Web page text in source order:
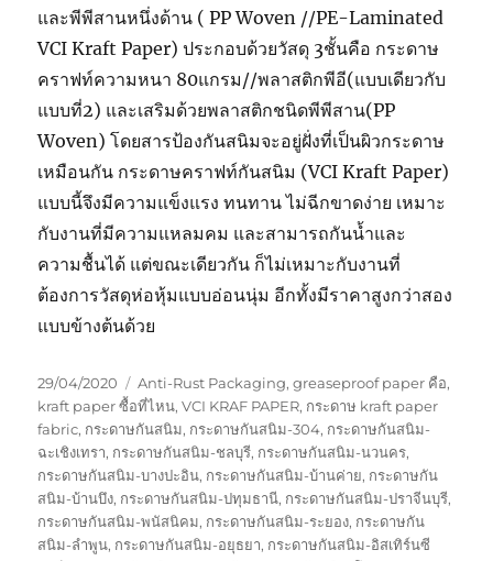
และพีพีสานหนึ่งด้าน ( PP Woven //PE-Laminated
VCI Kraft Paper) ประกอบด้วยวัสดุ 3ชั้นคือ กระดาษ
คราฟท์ความหนา 80แกรม//พลาสติกพีอี(แบบเดียวกับ
แบบที่2) และเสริมด้วยพลาสติกชนิดพีพีสาน(PP
Woven) โดยสารป้องกันสนิมจะอยู่ฝั่งที่เป็นผิวกระดาษ
เหมือนกัน กระดาษคราฟท์กันสนิม (VCI Kraft Paper)
แบบนี้จึงมีความแข็งแรง ทนทาน ไม่ฉีกขาดง่าย เหมาะ
กับงานที่มีความแหลมคม และสามารถกันน้ำและ
ความชื้นได้ แต่ขณะเดียวกัน ก็ไม่เหมาะกับงานที่
ต้องการวัสดุห่อหุ้มแบบอ่อนนุ่ม อีกทั้งมีราคาสูงกว่าสอง
แบบข้างต้นด้วย
Posted
on
29/04/2020 Tags
Anti-Rust Packaging,greaseproof paper คือ,
kraft paper ซื้อที่ไหน,VCI KRAF PAPER, กระดาษ kraft paper
fabric, กระดาษกันสนิม, กระดาษกันสนิม-304, กระดาษกันสนิม-
ฉะเชิงเทรา, กระดาษกันสนิม-ชลบุรี, กระดาษกันสนิม-นวนคร,
กระดาษกันสนิม-บางปะอิน, กระดาษกันสนิม-บ้านค่าย, กระดาษกัน
สนิม-บ้านบึง, กระดาษกันสนิม-ปทุมธานี, กระดาษกันสนิม-ปราจีนบุรี,
กระดาษกันสนิม-พนัสนิคม, กระดาษกันสนิม-ระยอง, กระดาษกัน
สนิม-ลำพูน, กระดาษกันสนิม-อยุธยา, กระดาษกันสนิม-อิสเทิร์นซี